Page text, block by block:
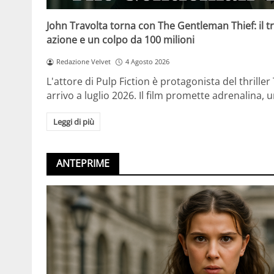
John Travolta torna con The Gentleman Thief: il
azione e un colpo da 100 milioni
Redazione Velvet 4 Agosto 2026
L'attore di Pulp Fiction è protagonista del thriller
arrivo a luglio 2026. Il film promette adrenalina,
Leggi di più
ANTEPRIME